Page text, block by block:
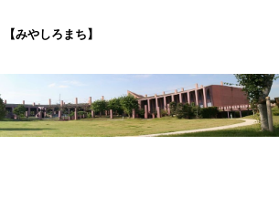
【みやしろまち】